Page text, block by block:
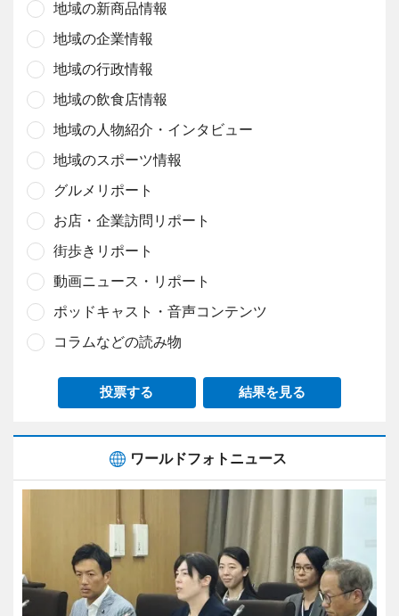
地域の新商品情報
地域の企業情報
地域の行政情報
地域の飲食店情報
地域の人物紹介・インタビュー
地域のスポーツ情報
グルメリポート
お店・企業訪問リポート
街歩きリポート
動画ニュース・リポート
ポッドキャスト・音声コンテンツ
コラムなどの読み物
投票する 結果を見る
ワールドフォトニュース